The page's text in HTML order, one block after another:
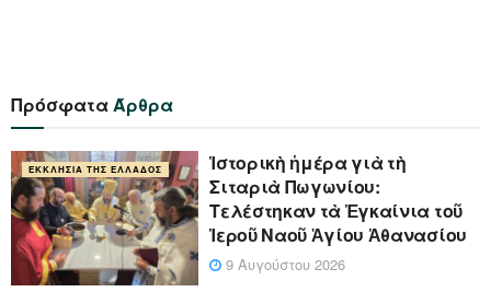
ΠρόσφαταΆρθρα
ΕΚΚΛΗΣΊΑ ΤΗΣ ΕΛΛΆΔΟΣ
Ἱστορικὴ ἡμέρα γιὰ τὴ
Σιταριὰ Πωγωνίου:
Τελέστηκαν τὰ Ἐγκαίνια τοῦ
Ἱεροῦ Ναοῦ Ἁγίου Ἀθανασίου
9 Αυγούστου 2026